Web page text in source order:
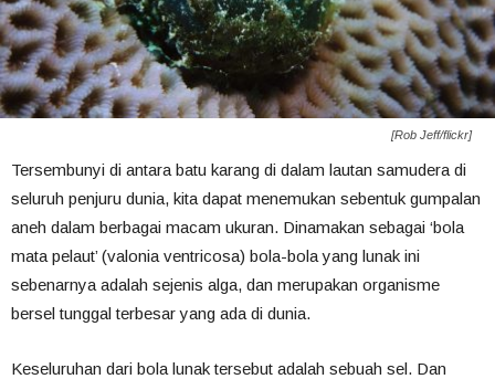
[Rob Jeff/flickr]
Tersembunyi di antara batu karang di dalam lautan samudera di
seluruh penjuru dunia, kita dapat menemukan sebentuk gumpalan
aneh dalam berbagai macam ukuran. Dinamakan sebagai ‘bola
mata pelaut’ (valonia ventricosa) bola-bola yang lunak ini
sebenarnya adalah sejenis alga, dan merupakan organisme
bersel tunggal terbesar yang ada di dunia.
Keseluruhan dari bola lunak tersebut adalah sebuah sel. Dan